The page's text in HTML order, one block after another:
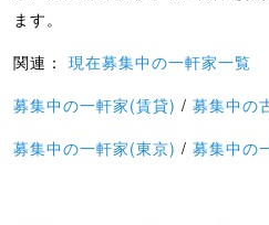
ます。
関連： 現在募集中の一軒家一覧
募集中の一軒家(賃貸) / 募集中の
募集中の一軒家(東京) / 募集中の